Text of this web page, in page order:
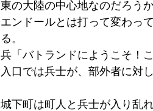
東の大陸の中心地なのだろう
エンドールとは打って変わっ
る。
兵「バトランドにようこそ！
入口では兵士が、部外者に対
城下町は町人と兵士が入り乱